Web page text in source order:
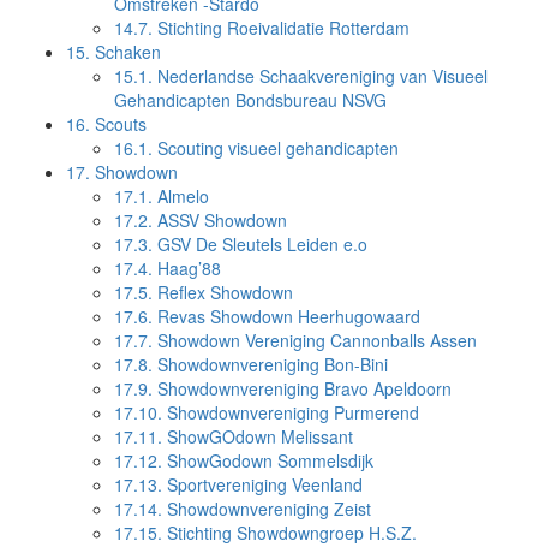
14.7. Stichting Roeivalidatie Rotterdam
15. Schaken
15.1. Nederlandse Schaakvereniging van Visueel
Gehandicapten Bondsbureau NSVG
16. Scouts
16.1. Scouting visueel gehandicapten
17. Showdown
17.1. Almelo
17.2. ASSV Showdown
17.3. GSV De Sleutels Leiden e.o
17.4. Haag’88
17.5. Reflex Showdown
17.6. Revas Showdown Heerhugowaard
17.7. Showdown Vereniging Cannonballs Assen
17.8. Showdownvereniging Bon-Bini
17.9. Showdownvereniging Bravo Apeldoorn
17.10. Showdownvereniging Purmerend
17.11. ShowGOdown Melissant
17.12. ShowGodown Sommelsdijk
17.13. Sportvereniging Veenland
17.14. Showdownvereniging Zeist
17.15. Stichting Showdowngroep H.S.Z.